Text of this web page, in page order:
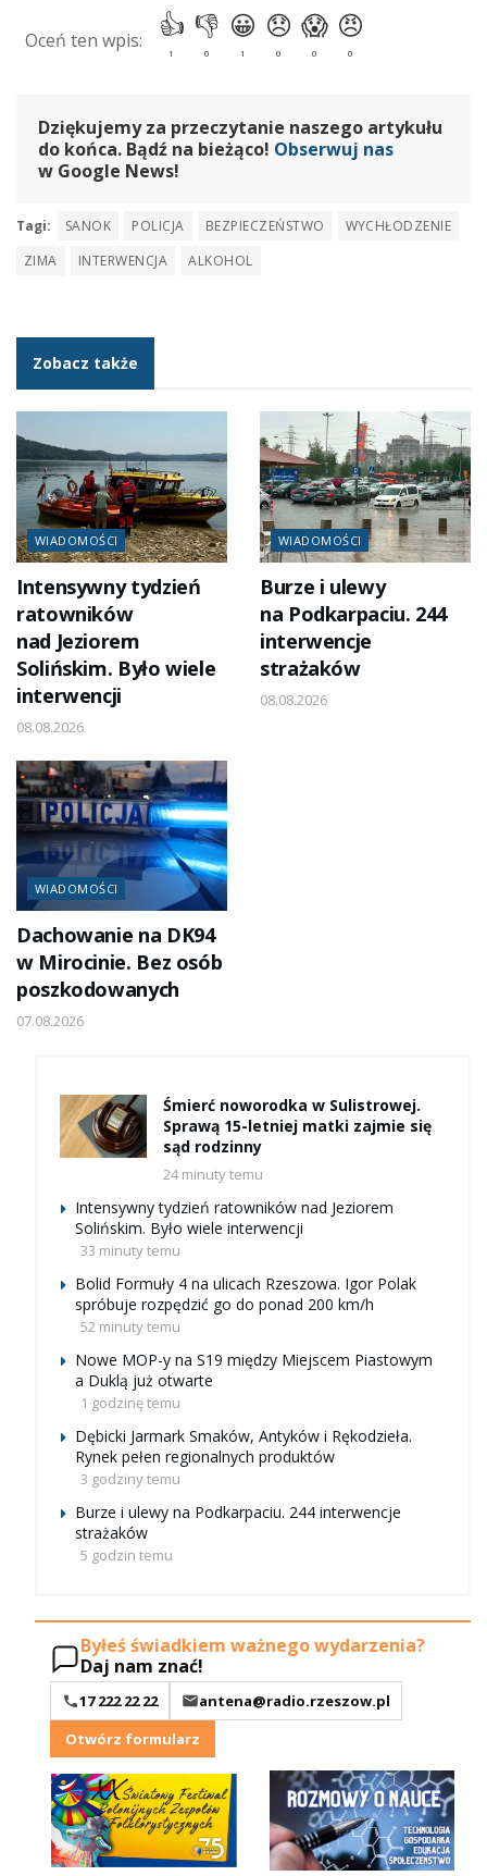
Dziękujemy za przeczytanie naszego artykułu
do końca. Bądź na bieżąco! Obserwuj nas
w Google News!
Tagi: SANOK POLICJA BEZPIECZEŃSTWO
WYCHŁODZENIE
ZIMA
INTERWENCJA ALKOHOL
Zobacz także
WIADOMOŚCI
Intensywny tydzień
ratowników
nad Jeziorem
Solińskim. Było wiele
interwencji
08.08.2026
WIADOMOŚCI
Burze i ulewy
na Podkarpaciu. 244
interwencje
strażaków
08.08.2026
WIADOMOŚCI
Dachowanie na DK94
w Mirocinie. Bez osób
poszkodowanych
07.08.2026
Śmierć noworodka w Sulistrowej.
Sprawą 15-letniej matki zajmie się
sąd rodzinny
24 minuty temu
Intensywny tydzień ratowników nad Jeziorem
Solińskim. Było wiele interwencji
33 minuty temu
Bolid Formuły 4 na ulicach Rzeszowa. Igor Polak
spróbuje rozpędzić go do ponad 200 km/h
52 minuty temu
Nowe MOP-y na S19 między Miejscem Piastowym
a Duklą już otwarte
1 godzinę temu
Dębicki Jarmark Smaków, Antyków i Rękodzieła.
Rynek pełen regionalnych produktów
3 godziny temu
Burze i ulewy na Podkarpaciu. 244 interwencje
strażaków
5 godzin temu
Byłeś świadkiem ważnego wydarzenia?
Daj nam znać!
17 222 22 22
antena@radio.rzeszow.pl
Otwórz formularz